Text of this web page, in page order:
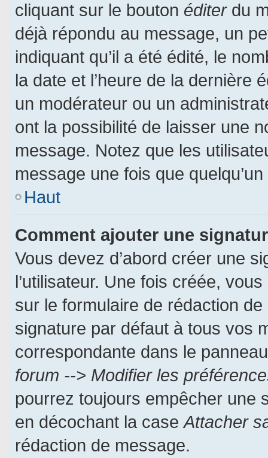
cliquant sur le bouton éditerdu
déjà répondu au message, un
indiquant qu’il a été édité, le
la date et l’heure de la dernière
un modérateur ou un
ont la possibilité de laisser une
message. Notez que les
message une fois que
Haut
Comment ajouter une
Vous devez d’abord créer une
l’utilisateur. Une fois créée,
sur le formulaire de rédaction
signature par défaut à tous vos
correspondante dans le
forum --> Modifier les
pourrez toujours empêcher une
en décochant la caseAttacher
rédaction de message.